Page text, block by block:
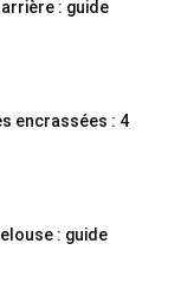
arrière : guide
encrassées : 4
: guide